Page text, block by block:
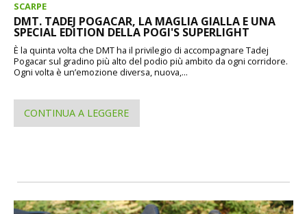
SCARPE
DMT. TADEJ POGACAR, LA MAGLIA GIALLA E UNA
SPECIAL EDITION DELLA POGI'S SUPERLIGHT
È la quinta volta che DMT ha il privilegio di accompagnare Tadej
Pogacar sul gradino più alto del podio più ambito da ogni corridore.
Ogni volta è un’emozione diversa, nuova,...
CONTINUA A LEGGERE